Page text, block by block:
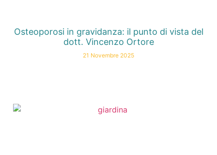
Osteoporosi in gravidanza: il punto di vista del
dott. Vincenzo Ortore
21 Novembre 2025